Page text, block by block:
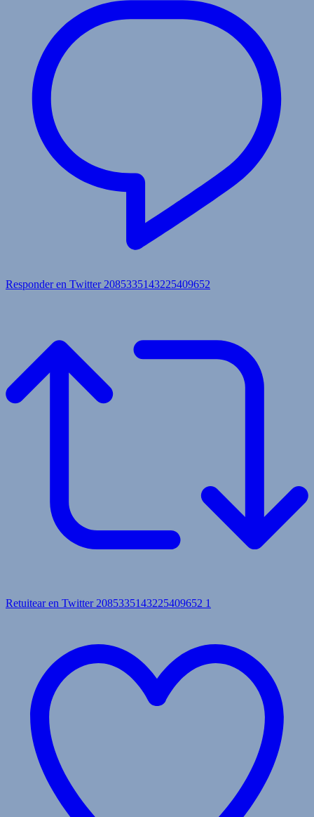
Responder en Twitter 2085335143225409652
Retuitear en Twitter 2085335143225409652 1